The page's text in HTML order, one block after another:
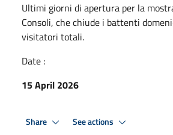
Ultimi giorni di apertura per la
Consoli, che chiude i battenti
visitatori totali.
Date :
15 April 2026
Share See actions